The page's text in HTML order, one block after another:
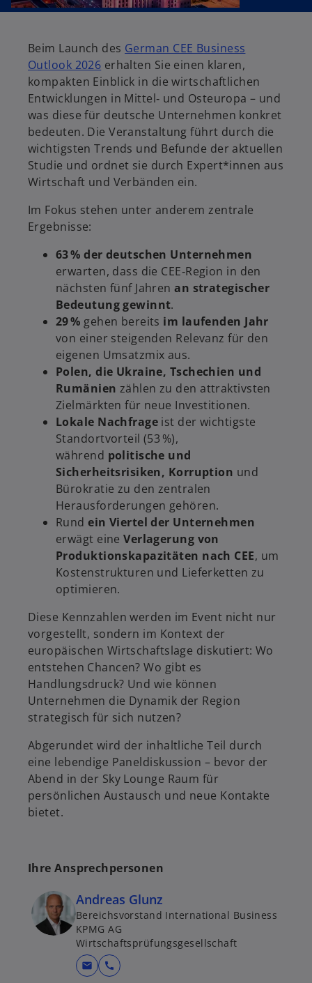
n n n
Beim Launch des German CEE Business
Outlook 2026w
i
r
d
i
n
e
i
e
u
e
g
i
s
t
e
r
a
e
g
e
f
n
e
t
erhalten Sie einen klaren,
kompakten Einblick in die wirtschaftlichen
Entwicklungen in Mittel‑ und Osteuropa – und
was diese für deutsche Unternehmen konkret
bedeuten. Die Veranstaltung führt durch die
wichtigsten Trends und Befunde der aktuellen
Studie und ordnet sie durch Expert*innen aus
Wirtschaft und Verbänden ein.
Im Fokus stehen unter anderem zentrale
Ergebnisse:
63 % der deutschen Unternehmen
erwarten, dass die CEE‑Region in den
nächsten fünf Jahrenan strategischer
Bedeutung gewinnt.
29 % gehen bereits im laufenden Jahr
von einer steigenden Relevanz für den
eigenen Umsatzmix aus.
Polen, die Ukraine, Tschechien und
Rumänien zählen zu den attraktivsten
Zielmärkten für neue Investitionen.
Lokale Nachfrage ist der wichtigste
Standortvorteil (53 %),
während politische und
Sicherheitsrisiken, Korruption und
Bürokratie zu den zentralen
Herausforderungen gehören.
Rundein Viertel der Unternehmen
erwägt eineVerlagerung von
Produktionskapazitäten nach CEE, um
Kostenstrukturen und Lieferketten zu
optimieren.
Diese Kennzahlen werden im Event nicht nur
vorgestellt, sondern im Kontext der
europäischen Wirtschaftslage diskutiert: Wo
entstehen Chancen? Wo gibt es
Handlungsdruck? Und wie können
Unternehmen die Dynamik der Region
strategisch für sich nutzen?
Abgerundet wird der inhaltliche Teil durch
eine lebendige Paneldiskussion – bevor der
Abend in der Sky Lounge Raum für
persönlichen Austausch und neue Kontakte
bietet.
Ihre Ansprechpersonen
Andreas Glunz
Bereichsvorstand International Business
KPMG AG
Wirtschaftsprüfungsgesellschaft
mail call